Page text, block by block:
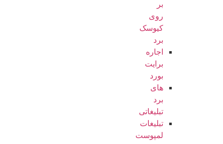
بر
روی
کیوسک
برد
اجاره
برایت
بورد
های
برد
تبلیغاتی
تبلیغات
لمپوست